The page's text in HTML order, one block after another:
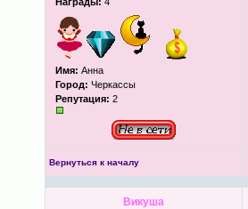
Имя: Анна
Город: Черкассы
Репутация: 2
Вернуться к началу
Викуша